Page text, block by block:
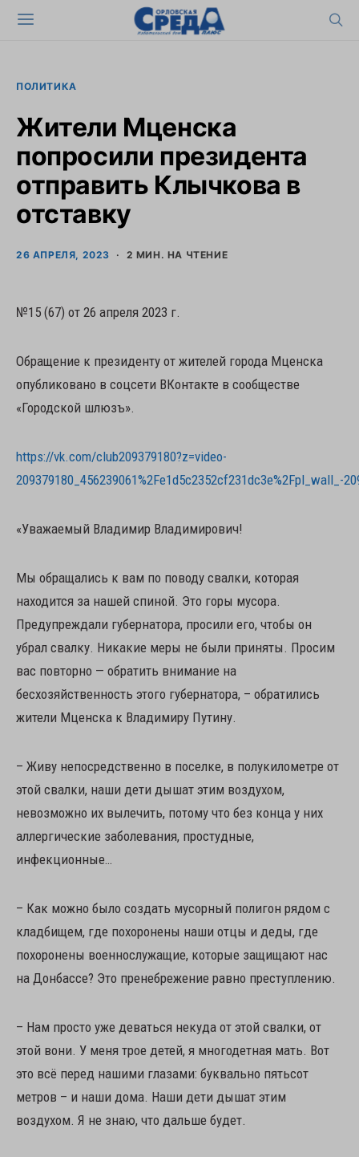
ПОЛИТИКА
Жители Мценска
попросили президента
отправить Клычкова в
отставку
26 АПРЕЛЯ, 2023 2 МИН. НА ЧТЕНИЕ
№15 (67) от 26 апреля 2023 г.
Обращение к президенту от жителей города Мценска
опубликовано в соцсети ВКонтакте в сообществе
«Городской шлюзъ».
https://vk.com/club209379180?z=video-
209379180_456239061%2Fe1d5c2352cf231dc3e%2Fpl_wall_-
«Уважаемый Владимир Владимирович!
Мы обращались к вам по поводу свалки, которая
находится за нашей спиной. Это горы мусора.
Предупреждали губернатора, просили его, чтобы он
убрал свалку. Никакие меры не были приняты. Просим
вас повторно — обратить внимание на
бесхозяйственность этого губернатора, – обратились
жители Мценска к Владимиру Путину.
– Живу непосредственно в поселке, в полукилометре от
этой свалки, наши дети дышат этим воздухом,
невозможно их вылечить, потому что без конца у них
аллергические заболевания, простудные,
инфекционные…
– Как можно было создать мусорный полигон рядом с
кладбищем, где похоронены наши отцы и деды, где
похоронены военнослужащие, которые защищают нас
на Донбассе? Это пренебрежение равно преступлению.
– Нам просто уже деваться некуда от этой свалки, от
этой вони. У меня трое детей, я многодетная мать. Вот
это всё перед нашими глазами: буквально пятьсот
метров – и наши дома. Наши дети дышат этим
воздухом. Я не знаю, что дальше будет.